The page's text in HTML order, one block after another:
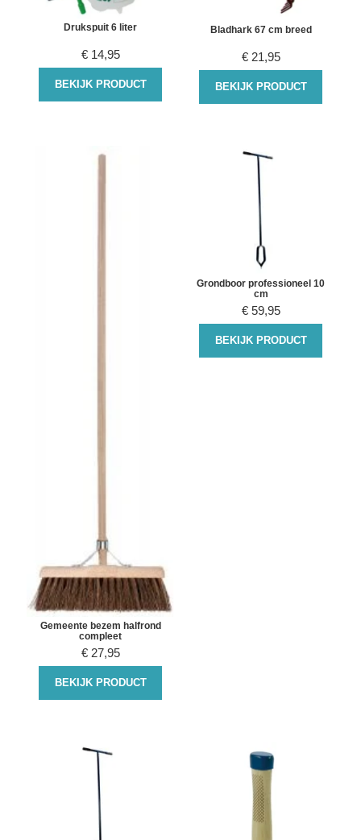
Drukspuit 6 liter
€ 14,95
BEKIJK PRODUCT
Bladhark 67 cm breed
€ 21,95
BEKIJK PRODUCT
Gemeente bezem halfrond
compleet
€ 27,95
BEKIJK PRODUCT
Grondboor professioneel 10
cm
€ 59,95
BEKIJK PRODUCT